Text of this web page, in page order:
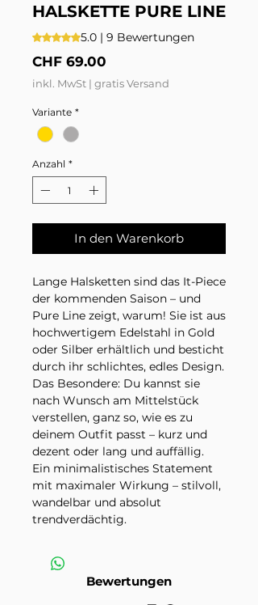
HALSKETTE PURE LINE
Das Rating beträgt 5.0 von fünf
5.0 | 9 Bewertungen
CHF 69.00
inkl. MwSt | gratis Versand
Variante *
Anzahl *
In den Warenkorb
Lange Halsketten sind das It-Piece
der kommenden Saison – und
Pure Line zeigt, warum! Sie ist aus
hochwertigem Edelstahl in Gold
oder Silber erhältlich und besticht
durch ihr schlichtes, edles Design.
Das Besondere: Du kannst sie
nach Wunsch am Mittelstück
verstellen, ganz so, wie es zu
deinem Outfit passt – kurz und
dezent oder lang und auffällig.
Ein minimalistisches Statement
mit maximaler Wirkung – stilvoll,
wandelbar und absolut
trendverdächtig.
Halskette Edelstahl
Variante gold oder silber
Länge verstellbar 80cm + 5cm
Bewertungen